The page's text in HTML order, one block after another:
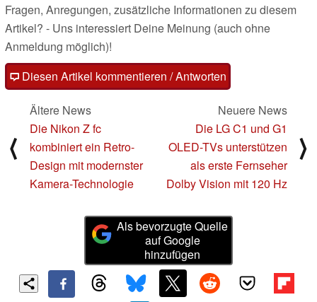
Fragen, Anregungen, zusätzliche Informationen zu diesem
Artikel? - Uns interessiert Deine Meinung (auch ohne
Anmeldung möglich)!
Diesen Artikel kommentieren / Antworten
⟨
Ältere News
Die Nikon Z fc
kombiniert ein Retro-
Design mit modernster
Kamera-Technologie
Neuere News
Die LG C1 und G1
OLED-TVs unterstützen
als erste Fernseher
Dolby Vision mit 120 Hz
⟩
Als bevorzugte Quelle
auf Google
hinzufügen